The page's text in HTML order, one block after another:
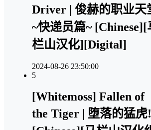
Driver | 俊赫的职业天
~快递员篇~ [Chinese][
栏山汉化][Digital]
2024-08-26 23:50:00
5
[Whitemoss] Fallen of
the Tiger | 堕落的猛虎